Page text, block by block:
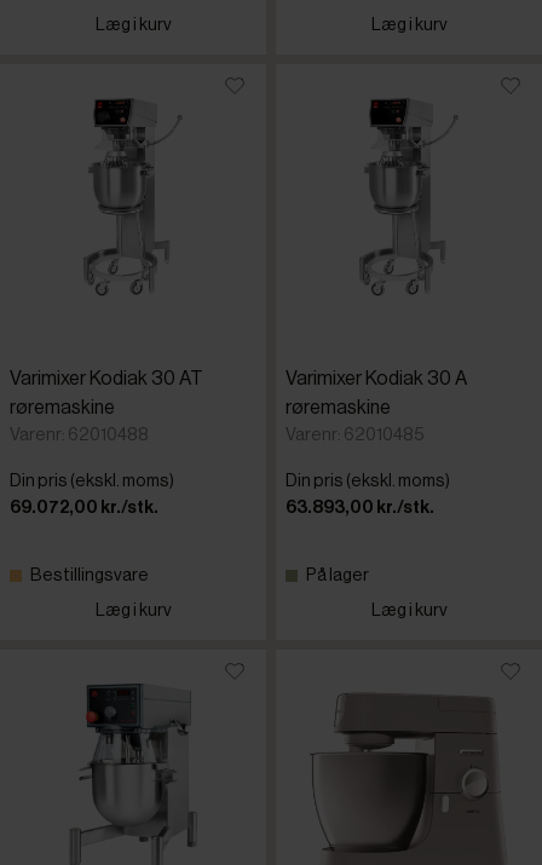
Læg i kurv
Læg i kurv
Varimixer Kodiak 30 AT
røremaskine
Varenr: 62010488
Din pris (ekskl. moms)
69.072,00 kr./stk.
Bestillingsvare
Læg i kurv
Varimixer Kodiak 30 A
røremaskine
Varenr: 62010485
Din pris (ekskl. moms)
63.893,00 kr./stk.
På lager
Læg i kurv